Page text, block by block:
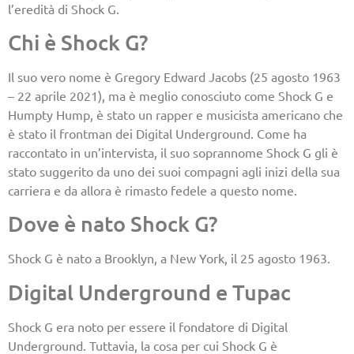
l’eredità di Shock G.
Chi è Shock G?
Il suo vero nome è Gregory Edward Jacobs (25 agosto 1963
– 22 aprile 2021), ma è meglio conosciuto come Shock G e
Humpty Hump, è stato un rapper e musicista americano che
è stato il frontman dei Digital Underground. Come ha
raccontato in un’intervista, il suo soprannome Shock G gli è
stato suggerito da uno dei suoi compagni agli inizi della sua
carriera e da allora è rimasto fedele a questo nome.
Dove è nato Shock G?
Shock G è nato a Brooklyn, a New York, il 25 agosto 1963.
Digital Underground e Tupac
Shock G era noto per essere il fondatore di Digital
Underground. Tuttavia, la cosa per cui Shock G è